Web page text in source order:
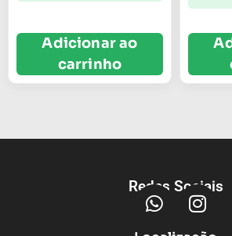
Adicionar ao
carrinho
Redes Sociais